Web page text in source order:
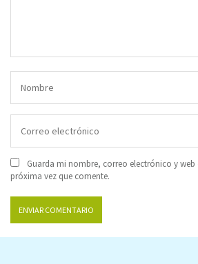
Guarda mi nombre, correo electrónico y web
próxima vez que comente.